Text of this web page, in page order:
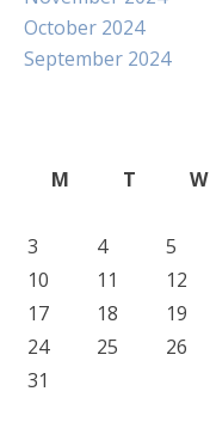
October 2024
September 2024
M
T W
3
4 5
10
11 12
17
18 19
24
25 26
31